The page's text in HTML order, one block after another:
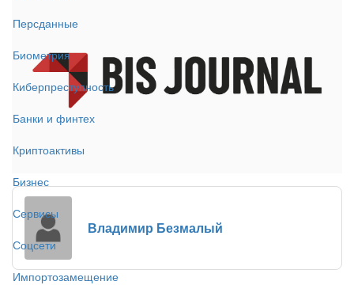
Персданные
Биометрия
Киберпреступность
Банки и финтех
Криптоактивы
Бизнес
Сервисы
Соцсети
Импортозамещение
Владимир Безмалый